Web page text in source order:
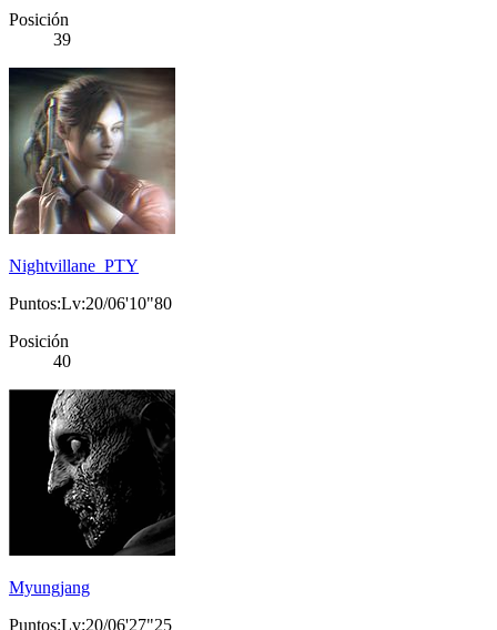
Posición
39
Nightvillane_PTY
Puntos:Lv:20/06'10"80
Posición
40
Myungjang
Puntos:Lv:20/06'27"25